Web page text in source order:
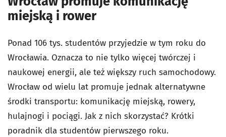
miejską i rower
Ponad 106 tys. studentów przyjedzie w tym roku do
Wrocławia. Oznacza to nie tylko więcej twórczej i
naukowej energii, ale też większy ruch samochodowy.
Wrocław od wielu lat promuje jednak alternatywne
środki transportu: komunikację miejską, rowery,
hulajnogi i pociągi. Jak z nich skorzystać? Krótki
poradnik dla studentów pierwszego roku.